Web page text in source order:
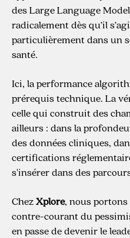
des Large Language
radicalement dès qu’il
particulièrement dans un
santé.
Ici, la performance
prérequis technique. La
celle qui construit des
ailleurs : dans la
des données cliniques,
certifications
s'insérer dans des
ChezXplore, nous
contre-courant du
en passe de devenir le